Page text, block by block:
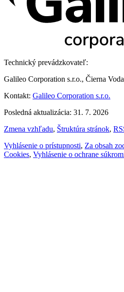
Technický prevádzkovateľ:
Galileo Corporation s.r.o., Čierna
Kontakt: Galileo Corporation s.r.o.
Posledná aktualizácia: 31. 7. 2026
Zmena vzhľadu, Štruktúra stránok,
Vyhlásenie o prístupnosti, Za obsah
Cookies, Vyhlásenie o ochrane